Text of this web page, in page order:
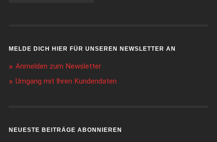
MELDE DICH HIER FÜR UNSEREN NEWSLETTER AN
Anmelden zum Newsletter
Umgang mit Ihren Kundendaten
NEUESTE BEITRÄGE ABONNIEREN